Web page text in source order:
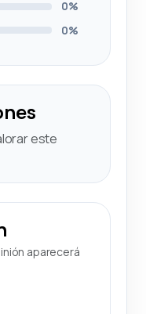
0%
0%
este
aparecerá